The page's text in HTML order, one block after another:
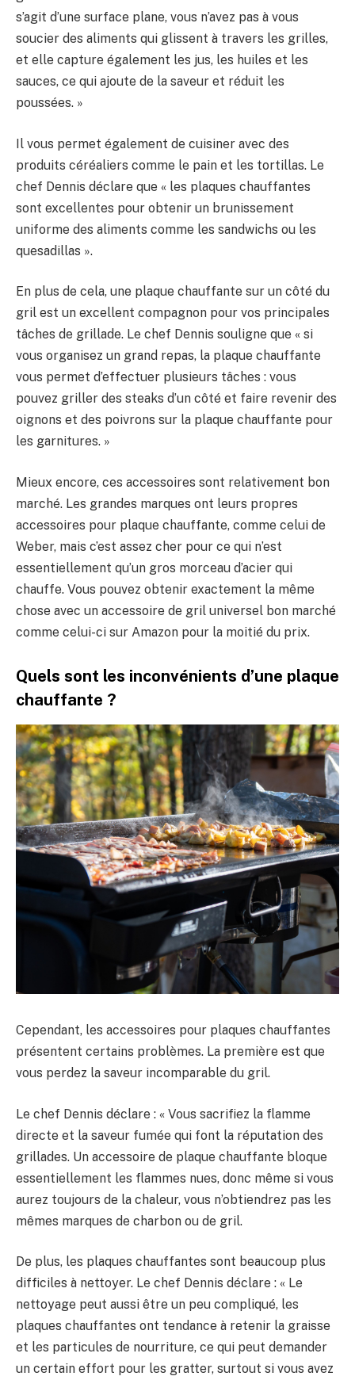
s’agit d’une surface plane, vous n’avez pas à vous
soucier des aliments qui glissent à travers les grilles,
et elle capture également les jus, les huiles et les
sauces, ce qui ajoute de la saveur et réduit les
poussées. »
Il vous permet également de cuisiner avec des
produits céréaliers comme le pain et les tortillas. Le
chef Dennis déclare que « les plaques chauffantes
sont excellentes pour obtenir un brunissement
uniforme des aliments comme les sandwichs ou les
quesadillas ».
En plus de cela, une plaque chauffante sur un côté du
gril est un excellent compagnon pour vos principales
tâches de grillade. Le chef Dennis souligne que « si
vous organisez un grand repas, la plaque chauffante
vous permet d’effectuer plusieurs tâches : vous
pouvez griller des steaks d’un côté et faire revenir des
oignons et des poivrons sur la plaque chauffante pour
les garnitures. »
Mieux encore, ces accessoires sont relativement bon
marché. Les grandes marques ont leurs propres
accessoires pour plaque chauffante, comme celui de
Weber, mais c’est assez cher pour ce qui n’est
essentiellement qu’un gros morceau d’acier qui
chauffe. Vous pouvez obtenir exactement la même
chose avec un accessoire de gril universel bon marché
comme celui-ci sur Amazon pour la moitié du prix.
Quels sont les inconvénients d’une plaque
chauffante ?
Cependant, les accessoires pour plaques chauffantes
présentent certains problèmes. La première est que
vous perdez la saveur incomparable du gril.
Le chef Dennis déclare : « Vous sacrifiez la flamme
directe et la saveur fumée qui font la réputation des
grillades. Un accessoire de plaque chauffante bloque
essentiellement les flammes nues, donc même si vous
aurez toujours de la chaleur, vous n’obtiendrez pas les
mêmes marques de charbon ou de gril.
De plus, les plaques chauffantes sont beaucoup plus
difficiles à nettoyer. Le chef Dennis déclare : « Le
nettoyage peut aussi être un peu compliqué, les
plaques chauffantes ont tendance à retenir la graisse
et les particules de nourriture, ce qui peut demander
un certain effort pour les gratter, surtout si vous avez